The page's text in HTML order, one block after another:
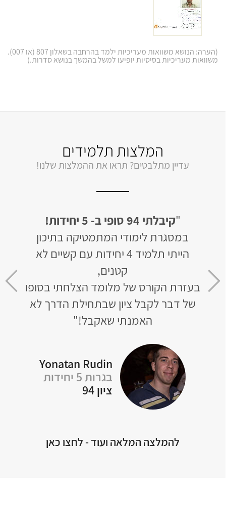
(הערה: הנושא משוואות מעריכיות ילמד בהרחבה בשאלון 807 (או 007).
משוואות מעריכיות בסיסיות יופיעו למשל בהמשך בנושא סדרות.)
המלצות תלמידים
עדיין מתלבטים? תראו את ההמלצות שלנו!
"לבסוף קיבלתי 94 ב- 5 יחידות!
האתר בנוי בצורה מעולה,
ומובן וכמובן מקיף את כל
לא נגעתי במתמטיקה, לפתור
ברמת 5 יחידות!"
Naon
בגרות 5 יחידות
בתיכון
4 יחידות עם קשיים לא
הצלחתי בסופו
הדרך לא
Yonatan
להמלצה המלאה ועוד - לחצו כאן